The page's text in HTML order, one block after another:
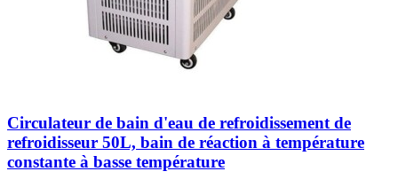
Circulateur de bain d'eau de refroidissement de
refroidisseur 50L, bain de réaction à température
constante à basse température